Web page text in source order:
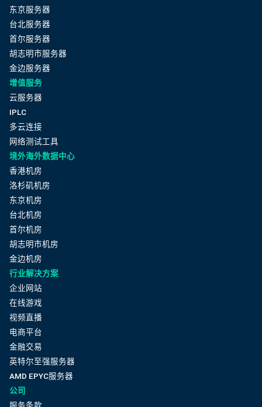
东京服务器
台北服务器
首尔服务器
胡志明市服务器
金边服务器
增值服务
云服务器
IPLC
多云连接
网络测试工具
境外海外数据中心
香港机房
洛杉矶机房
东京机房
台北机房
首尔机房
胡志明市机房
金边机房
行业解决方案
企业网站
在线游戏
视频直播
电商平台
金融交易
英特尔至强服务器
AMD EPYC服务器
公司